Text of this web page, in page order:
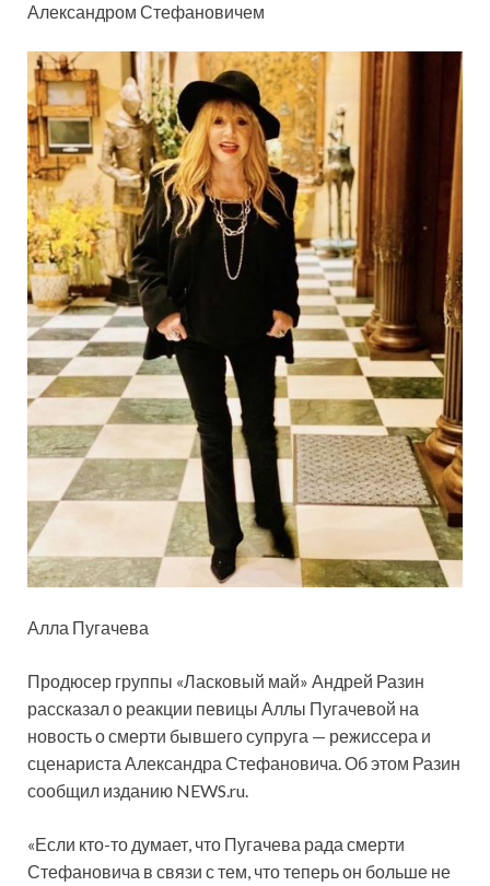
Александром Стефановичем
Алла Пугачева
Продюсер группы «Ласковый май» Андрей Разин
рассказал о реакции певицы Аллы Пугачевой на
новость о смерти бывшего супруга — режиссера и
сценариста Александра Стефановича. Обэтом Разин
сообщил изданию NEWS.ru.
«Если кто-то думает, что Пугачева рада смерти
Стефановича в связи с тем, что теперь он больше не